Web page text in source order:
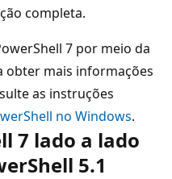
completa.
7 por meio da
obter mais informações
as instruções
no Windows.
7 lado a lado
5.1